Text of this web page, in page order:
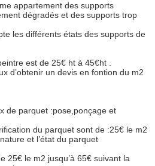
appartement des supports
dégradés et des supports trop
les différents états des supports de
est de 25€ ht à 45€ht .
d’obtenir un devis en fontion du m2
de parquet :pose,ponçage et
du parquet sont de :25€ le m2
et l’état du parquet
25€ le m2 jusqu’à 65€ suivant la